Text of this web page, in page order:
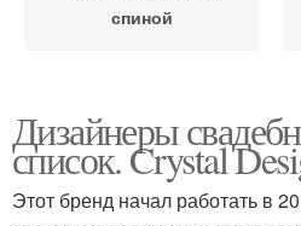
спиной
Пудровое платье
Дизайнеры
список. Crystal
Этот бренд начал работать в